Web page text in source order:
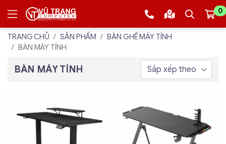
0
TRANG CHỦ SẢN PHẨM
BÀN GHẾ MÁY TÍNH
BÀN MÁY TÍNH
BÀN MÁY TÍNH Sắp xếp theo